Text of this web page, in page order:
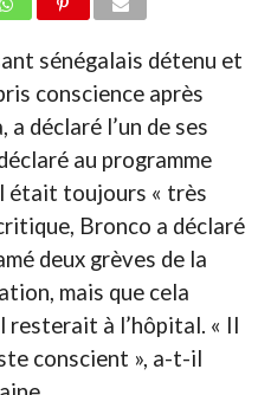
sénégalais détenu et
conscience après
déclaré l’un de ses
au programme
était toujours « très
Bronco a déclaré
deux grèves de la
mais que cela
resterait à l’hôpital. « Il
conscient », a-t-il